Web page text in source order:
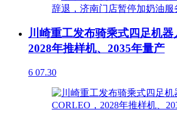
川崎重工发布骑乘式四足机器
2028年推样机、2035年量产
6 07.30